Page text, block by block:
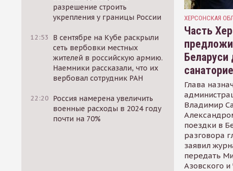
разрешение строить
укрепления у границы России
12:53
В сентябре на Кубе раскрыли
сеть вербовки местных
жителей в российскую армию.
Наемники рассказали, что их
вербовал сотрудник РАН
22:20 Россия намерена увеличить
военные расходы в 2024 году
почти на 70%
ХЕРСОНСКАЯ
Часть
Беларуси
Глава
Владимир
поездки в
разговора
заявил
передать
Азовского